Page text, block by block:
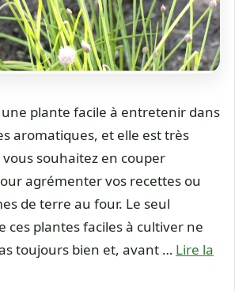
plante facile à entretenir dans
aromatiques, et elle est très
souhaitez en couper
agrémenter vos recettes ou
de terre au four. Le seul
ces plantes faciles à cultiver ne
toujours bien et, avant … Lire la